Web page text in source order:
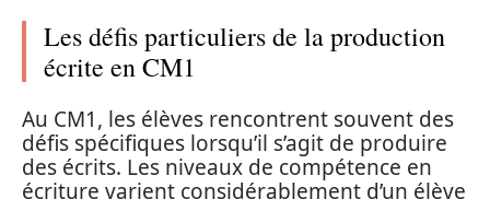
Les défis particuliers de la production
écrite en CM1
Au CM1, les élèves rencontrent souvent des
défis spécifiques lorsqu’il s’agit de produire
des écrits. Les niveaux de compétence en
écriture varient considérablement d’un élève